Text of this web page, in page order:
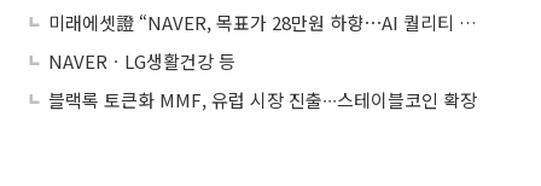
미래에셋證 “NAVER, 목표가 28만원 하향⋯AI 퀄리티 높여야”
NAVERㆍLG생활건강 등
블랙록 토큰화 MMF, 유럽 시장 진출∙∙∙스테이블코인 확장